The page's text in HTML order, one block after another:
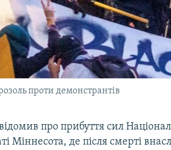
проти демонстрантів
про прибуття сил
Міннесота, де після смерті